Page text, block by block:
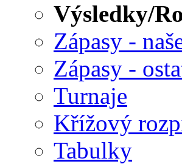
Výsledky/
Zápasy -
Zápasy -
Turnaje
Křížový
Tabulky